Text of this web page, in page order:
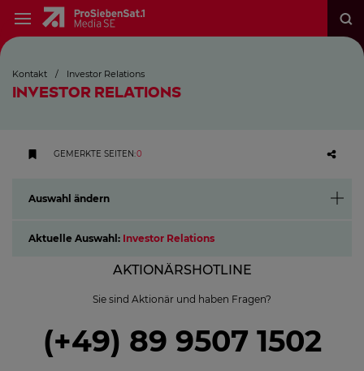
Kontakt / Investor Relations
INVESTOR RELATIONS
GEMERKTE SEITEN:0
Aktuelle Auswahl: Investor Relations
Auswahl ändern
AKTIONÄRSHOTLINE
Sie sind Aktionär und haben Fragen?
(+49) 89 9507 1502